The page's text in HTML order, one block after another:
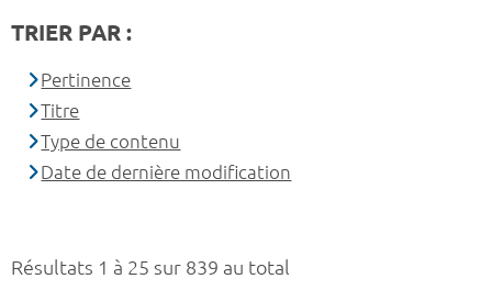
Résultats 1 à 25 sur 839 au total
TRIER PAR :
Pertinence
Titre
Type de contenu
Date de dernière modification